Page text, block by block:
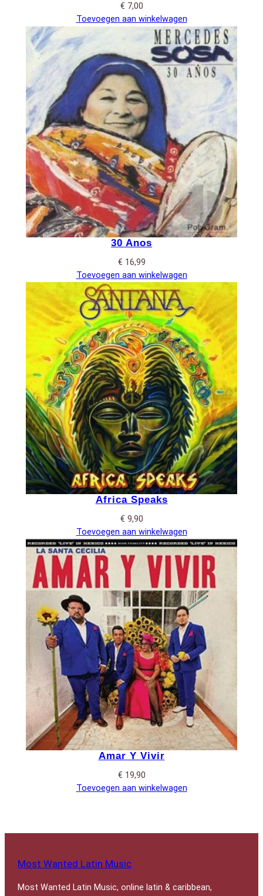
€ 7,00
Toevoegen aan winkelwagen
30 Anos
€ 16,99
Toevoegen aan winkelwagen
Africa Speaks
€ 9,90
Toevoegen aan winkelwagen
Amar Y Vivir
€ 19,90
Toevoegen aan winkelwagen
Most Wanted Latin Music
Most Wanted Latin Music, online latin & caribbean,